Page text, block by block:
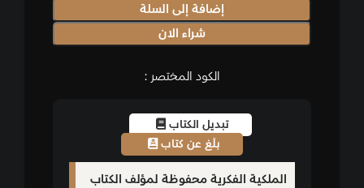
إضافة إلى السلة
شراء الان
الكود المختصر :
تبديل الكتاب
بلّغ عن كتاب
الملكية الفكرية محفوظة لمؤلف الكتاب